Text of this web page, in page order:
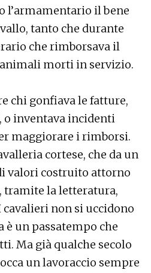
l’armamentario il bene
tanto che durante
che rimborsava il
morti in servizio.
chi gonfiava le fatture,
o inventava incidenti
maggiorare i rimborsi.
cortese, che da un
valori costruito attorno
tramite la letteratura,
non si uccidono
è un passatempo che
Ma già qualche secolo
un lavoraccio sempre